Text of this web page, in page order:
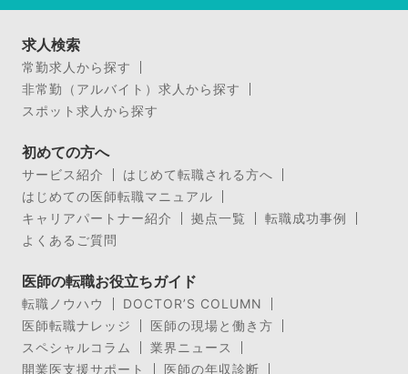
求人検索
常勤求人から探す
非常勤（アルバイト）求人から探す
スポット求人から探す
初めての方へ
サービス紹介
はじめて転職される方へ
はじめての医師転職マニュアル
キャリアパートナー紹介
拠点一覧
転職成功事例
よくあるご質問
医師の転職お役立ちガイド
転職ノウハウ
DOCTOR’S COLUMN
医師転職ナレッジ
医師の現場と働き方
スペシャルコラム
業界ニュース
開業医支援サポート
医師の年収診断